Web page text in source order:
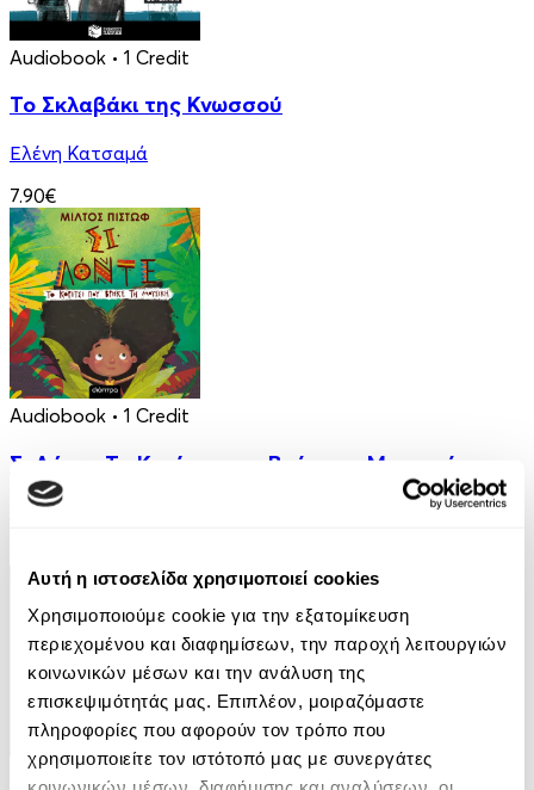
Αυτή η ιστοσελίδα χρησιμοποιεί cookies
Χρησιμοποιούμε cookie για την εξατομίκευση
περιεχομένου και διαφημίσεων, την παροχή λειτουργιών
κοινωνικών μέσων και την ανάλυση της
επισκεψιμότητάς μας. Επιπλέον, μοιραζόμαστε
πληροφορίες που αφορούν τον τρόπο που
χρησιμοποιείτε τον ιστότοπό μας με συνεργάτες
Audiobook • 1 Credit
Το Σκλαβάκι της Κνωσσού
Ελένη Κατσαμά
7.90€
Audiobook • 1 Credit
Σι Λόντε-Το Κορίτσι που Βρήκε τη Μουσική
Μίλτος Πιστώφ
eBook